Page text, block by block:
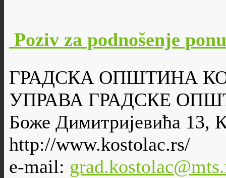
Poziv za podnošenje
ГРАДСКА ОПШТИНА
УПРАВА ГРАДСКЕ
Боже Димитријевића 13,
http://www.kostolac.rs/
e-mail: